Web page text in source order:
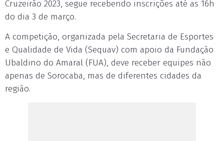
Cruzeirão 2023, segue recebendo inscrições até as 16h
do dia 3 de março.
A competição, organizada pela Secretaria de Esportes
e Qualidade de Vida (Sequav) com apoio da Fundação
Ubaldino do Amaral (FUA), deve receber equipes não
apenas de Sorocaba, mas de diferentes cidades da
região.